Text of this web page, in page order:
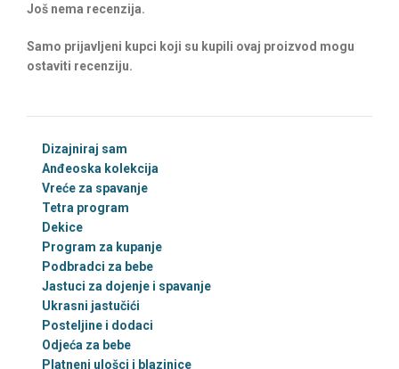
Još nema recenzija.
Samo prijavljeni kupci koji su kupili ovaj proizvod mogu
ostaviti recenziju.
Dizajniraj sam
Anđeoska kolekcija
Vreće za spavanje
Tetra program
Dekice
Program za kupanje
Podbradci za bebe
Jastuci za dojenje i spavanje
Ukrasni jastučići
Posteljine i dodaci
Odjeća za bebe
Platneni ulošci i blazinice